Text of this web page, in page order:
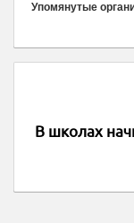
Упомянутые
В школах